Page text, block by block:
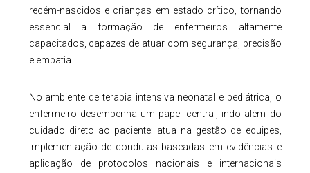
recém-nascidos e crianças em estado crítico, tornando
essencial a formação de enfermeiros altamente
capacitados, capazes de atuar com segurança, precisão
e empatia.
No ambiente de terapia intensiva neonatal e pediátrica, o
enfermeiro desempenha um papel central, indo além do
cuidado direto ao paciente: atua na gestão de equipes,
implementação de condutas baseadas em evidências e
aplicação de protocolos nacionais e internacionais